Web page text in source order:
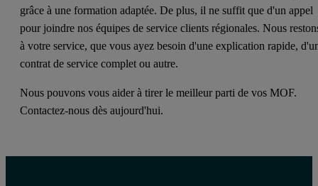
grâce à une formation adaptée. De plus, il ne suffit que d'un appel
pour joindre nos équipes de service clients régionales. Nous
à votre service, que vous ayez besoin d'une explication rapide,
contrat de service complet ou autre.
Nous pouvons vous aider à tirer le meilleur parti de vos MOF.
Contactez-nous dès aujourd'hui.